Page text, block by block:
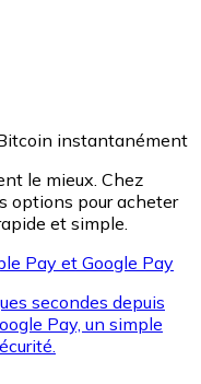
instantanément
le mieux. Chez
options pour acheter
et simple.
Pay et Google Pay
secondes depuis
Pay, un simple